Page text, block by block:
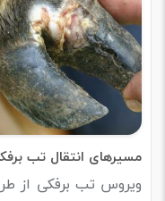
مسیرهای انتقال تب
ویروس تب برفکی از